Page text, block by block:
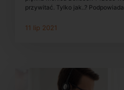
przywitać. Tylko jak..?
11 lip 2021